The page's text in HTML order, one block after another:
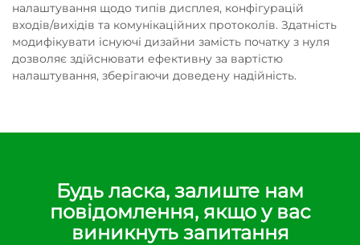
налаштування щодо типів дисплея, конфігурацій
входів/вихідів та комунікаційних протоколів. Здатність
модифікувати існуючі дизайни замість початку з нуля
дозволяє здійснювати ефективну за вартістю
налаштування, зберігаючи доведену надійність.
Будь ласка, залиште нам
повідомлення, якщо у вас
виникнуть запитання